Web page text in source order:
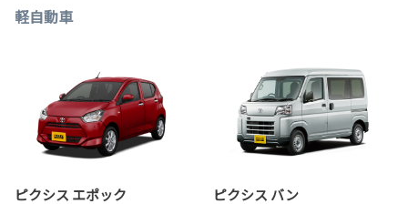
軽自動車
ピクシス エポック ピクシス バン